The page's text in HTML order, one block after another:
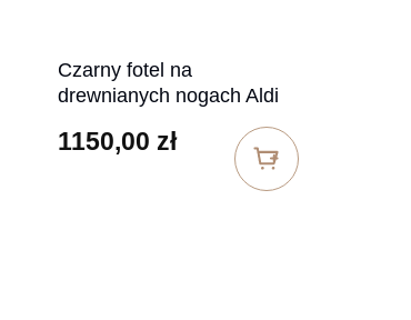
Czarny fotel na
drewnianych nogach Aldi
1150,00 zł